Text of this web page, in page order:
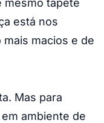
mesmo tapete
está nos
macios e de
Mas para
ambiente de